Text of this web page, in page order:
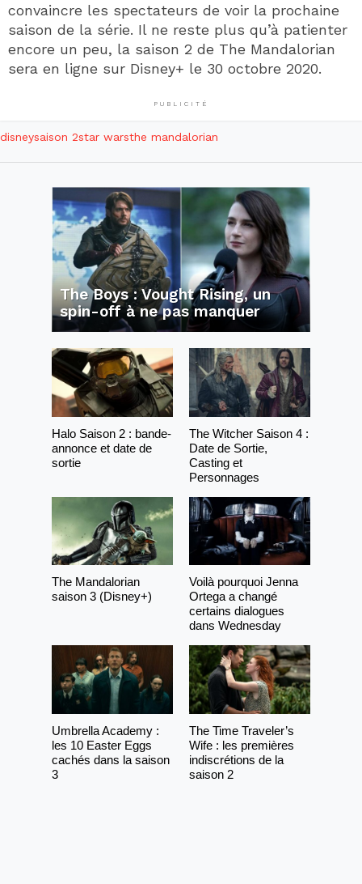
convaincre les spectateurs de voir la prochaine
saison de la série. Il ne reste plus qu’à patienter
encore un peu, la saison 2 de The Mandalorian
sera en ligne sur Disney+ le 30 octobre 2020.
PUBLICITÉ
disneysaison 2star warsthe mandalorian
The Boys : Vought Rising, un
spin-off à ne pas manquer
Halo Saison 2 : bande-
annonce et date de
sortie
The Witcher Saison 4 :
Date de Sortie,
Casting et
Personnages
The Mandalorian
saison 3 (Disney+)
Voilà pourquoi Jenna
Ortega a changé
certains dialogues
dans Wednesday
Umbrella Academy :
les 10 Easter Eggs
cachés dans la saison
3
The Time Traveler’s
Wife : les premières
indiscrétions de la
saison 2